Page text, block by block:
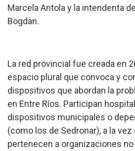
Marcela Antola y la intendenta
Bogdan.
La red provincial fue creada en
espacio plural que convoca y
dispositivos que abordan la
en Entre Ríos. Participan
dispositivos municipales o
(como los de Sedronar), a la
pertenecen a organizaciones